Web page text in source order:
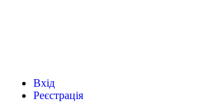
Вхід
Реєстрація